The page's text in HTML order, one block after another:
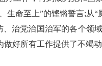
命至上”的铿锵誓言;从“
治党治国治军的各个领
好所有工作提供了不竭动